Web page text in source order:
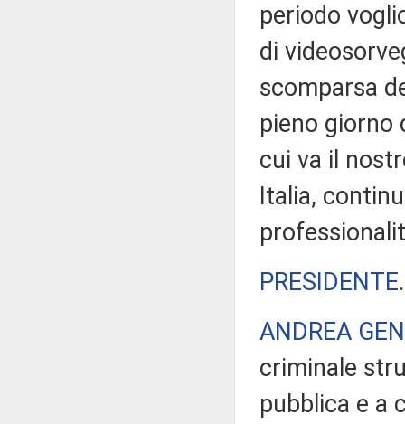
periodo
di
scomparsa
pieno giorno
cui va il
Italia,
PRESIDENTE
ANDREA
criminale
pubblica e a